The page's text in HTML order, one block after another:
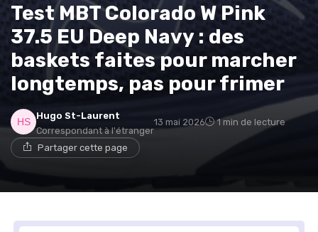
Test MBT Colorado W Pink
37.5 EU Deep Navy : des
baskets faites pour marcher
longtemps, pas pour frimer
Hugo St-Laurent
Correspondant à l'étranger
13 mai 2026 1 min de lecture
Partager cette page